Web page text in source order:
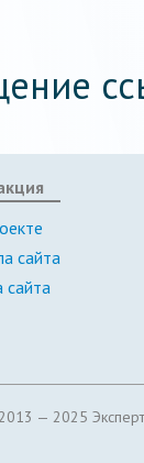
сайта
сайта
— 2025